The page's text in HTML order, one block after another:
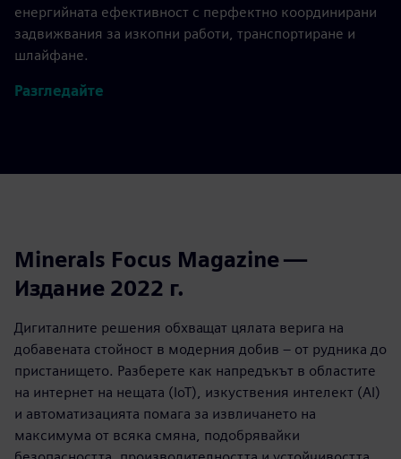
енергийната ефективност с перфектно координирани
задвижвания за изкопни работи, транспортиране и
шлайфане.
Разгледайте
Minerals Focus Magazine —
Издание 2022 г.
Дигиталните решения обхващат цялата верига на
добавената стойност в модерния добив – от рудника до
пристанището. Разберете как напредъкът в областите
на интернет на нещата (IoT), изкуствения интелект (AI)
и автоматизацията помага за извличането на
максимума от всяка смяна, подобрявайки